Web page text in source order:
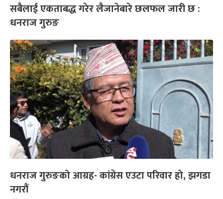
सबैलाई एकताबद्ध गरेर लैजानेबारे छलफल जारी छ :
धनराज गुरुङ
धनराज गुरुङको आग्रह- कांग्रेस एउटा परिवार हो, झगडा
नगरौं